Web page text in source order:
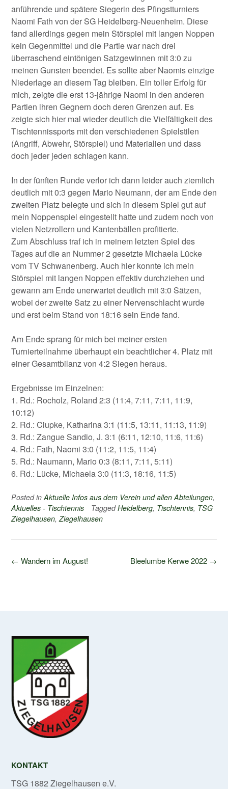
anführende und spätere Siegerin des Pfingstturniers
Naomi Fath von der SG Heidelberg-Neuenheim. Diese
fand allerdings gegen mein Störspiel mit langen Noppen
kein Gegenmittel und die Partie war nach drei
überraschend eintönigen Satzgewinnen mit 3:0 zu
meinen Gunsten beendet. Es sollte aber Naomis einzige
Niederlage an diesem Tag bleiben. Ein toller Erfolg für
mich, zeigte die erst 13-jährige Naomi in den anderen
Partien ihren Gegnern doch deren Grenzen auf. Es
zeigte sich hier mal wieder deutlich die Vielfältigkeit des
Tischtennissports mit den verschiedenen Spielstilen
(Angriff, Abwehr, Störspiel) und Materialien und dass
doch jeder jeden schlagen kann.
In der fünften Runde verlor ich dann leider auch ziemlich
deutlich mit 0:3 gegen Mario Neumann, der am Ende den
zweiten Platz belegte und sich in diesem Spiel gut auf
mein Noppenspiel eingestellt hatte und zudem noch von
vielen Netzrollern und Kantenbällen profitierte.
Zum Abschluss traf ich in meinem letzten Spiel des
Tages auf die an Nummer 2 gesetzte Michaela Lücke
vom TV Schwanenberg. Auch hier konnte ich mein
Störspiel mit langen Noppen effektiv durchziehen und
gewann am Ende unerwartet deutlich mit 3:0 Sätzen,
wobei der zweite Satz zu einer Nervenschlacht wurde
und erst beim Stand von 18:16 sein Ende fand.
Am Ende sprang für mich bei meiner ersten
Turnierteilnahme überhaupt ein beachtlicher 4. Platz mit
einer Gesamtbilanz von 4:2 Siegen heraus.
Ergebnisse im Einzelnen:
1. Rd.: Rocholz, Roland 2:3 (11:4, 7:11, 7:11, 11:9,
10:12)
2. Rd.: Ciupke, Katharina 3:1 (11:5, 13:11, 11:13, 11:9)
3. Rd.: Zangue Sandio, J. 3:1 (6:11, 12:10, 11:6, 11:6)
4. Rd.: Fath, Naomi 3:0 (11:2, 11:5, 11:4)
5. Rd.: Naumann, Mario 0:3 (8:11, 7:11, 5:11)
6. Rd.: Lücke, Michaela 3:0 (11:3, 18:16, 11:5)
Posted in Aktuelle Infos aus dem Verein und allen Abteilungen,
Aktuelles - Tischtennis
TaggedHeidelberg, Tischtennis, TSG
Ziegelhausen, Ziegelhausen
Post
Bleelumbe Kerwe 2022 →
← Wandern im August!
KONTAKT
TSG 1882 Ziegelhausen e.V.